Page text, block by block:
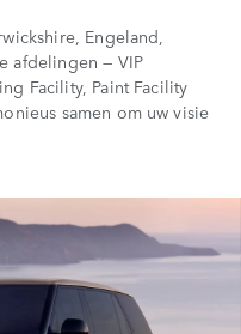
Engeland,
afdelingen — VIP
Facility, Paint Facility
samen om uw visie